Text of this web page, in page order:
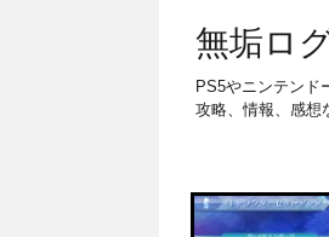
無垢ロ
PS5やニンテンド
攻略、情報、感想